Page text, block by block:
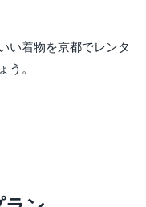
い着物を京都でレンタ
う。